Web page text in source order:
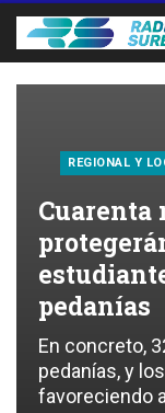
REGIONAL Y
Cuarenta
pedanías
En concreto,
pedanías, y
favoreciendo